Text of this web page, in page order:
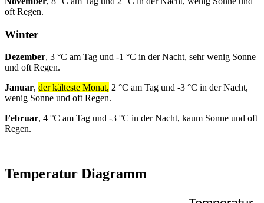
oft Regen.
Winter
Dezember, 3 °C am Tag und -1 °C in der Nacht, sehr wenig Sonne
und oft Regen.
Januar, der kälteste Monat, 2 °C am Tag und -3 °C in der Nacht,
wenig Sonne und oft Regen.
Februar, 4 °C am Tag und -3 °C in der Nacht, kaum Sonne und oft
Regen.
Temperatur Diagramm